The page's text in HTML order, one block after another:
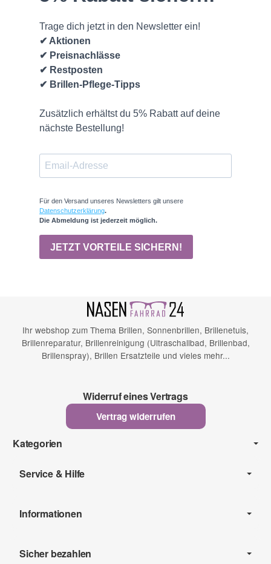
Ihr webshop zum Thema Brillen, Sonnenbrillen, Brillenetuis,
Brillenreparatur, Brillenreinigung (Ultraschallbad, Brillenbad,
Brillenspray), Brillen Ersatzteile und vieles mehr...
Widerruf eines Vertrags
Vertrag widerrufen
Kategorien
Service & Hilfe
Informationen
Sicher bezahlen